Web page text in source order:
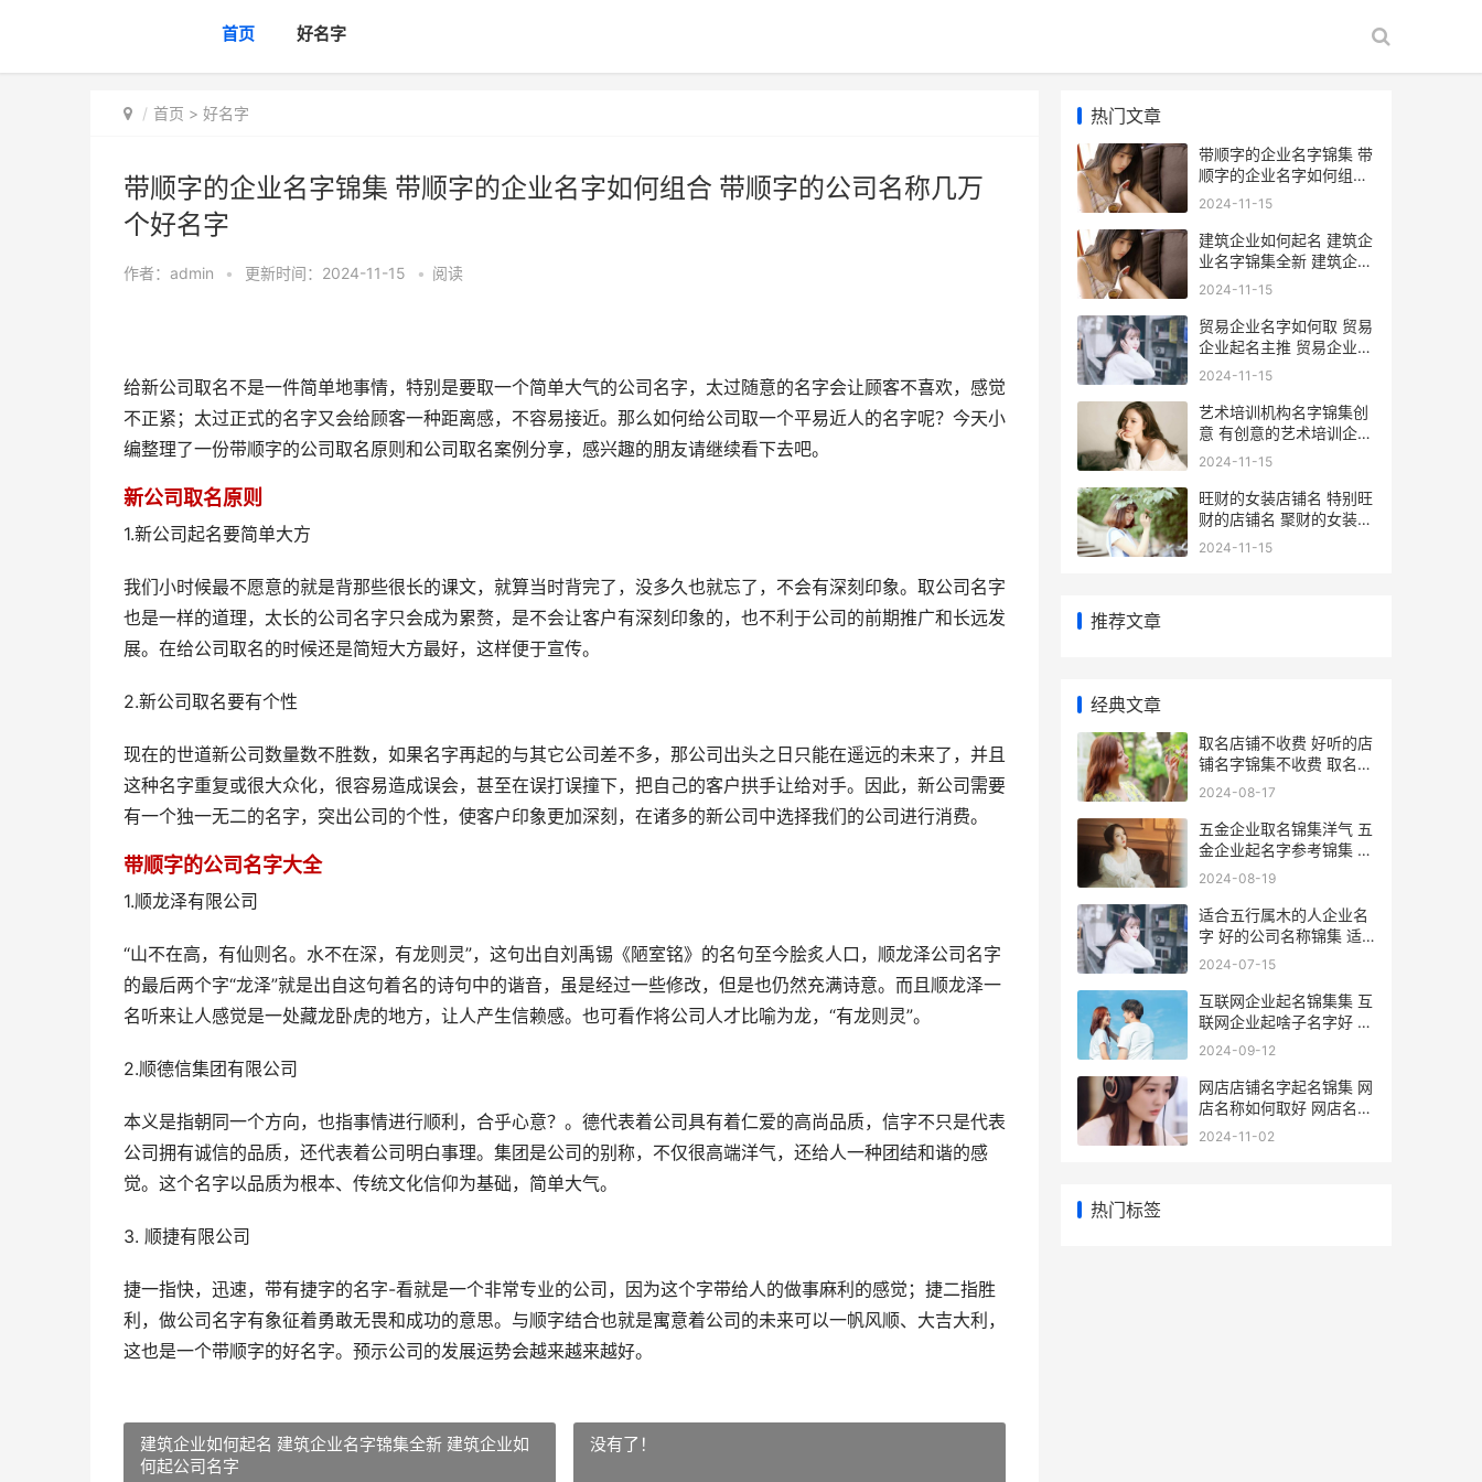
首页 好名字
首页 > 好名字
带顺字的企业名字锦集 带顺字的企业名字如何组合 带顺字的公司名称几万
个好名字
作者： admin • 更新时间：2024-11-15 • 阅读
给新公司取名不是一件简单地事情，特别是要取一个简单大气的公司名字，太过随意的名字会让顾客不喜欢，感觉
不正紧；太过正式的名字又会给顾客一种距离感，不容易接近。那么如何给公司取一个平易近人的名字呢？今天小
编整理了一份带顺字的公司取名原则和公司取名案例分享，感兴趣的朋友请继续看下去吧。
新公司取名原则
1.新公司起名要简单大方
我们小时候最不愿意的就是背那些很长的课文，就算当时背完了，没多久也就忘了，不会有深刻印象。取公司名字
也是一样的道理，太长的公司名字只会成为累赘，是不会让客户有深刻印象的，也不利于公司的前期推广和长远发
展。在给公司取名的时候还是简短大方最好，这样便于宣传。
2.新公司取名要有个性
现在的世道新公司数量数不胜数，如果名字再起的与其它公司差不多，那公司出头之日只能在遥远的未来了，并且
这种名字重复或很大众化，很容易造成误会，甚至在误打误撞下，把自己的客户拱手让给对手。因此，新公司需要
有一个独一无二的名字，突出公司的个性，使客户印象更加深刻，在诸多的新公司中选择我们的公司进行消费。
带顺字的公司名字大全
1.顺龙泽有限公司
“山不在高，有仙则名。水不在深，有龙则灵”，这句出自刘禹锡《陋室铭》的名句至今脍炙人口，顺龙泽公司名字
的最后两个字“龙泽”就是出自这句着名的诗句中的谐音，虽是经过一些修改，但是也仍然充满诗意。而且顺龙泽一
名听来让人感觉是一处藏龙卧虎的地方，让人产生信赖感。也可看作将公司人才比喻为龙，“有龙则灵”。
2.顺德信集团有限公司
本义是指朝同一个方向，也指事情进行顺利，合乎心意？。德代表着公司具有着仁爱的高尚品质，信字不只是代表
公司拥有诚信的品质，还代表着公司明白事理。集团是公司的别称，不仅很高端洋气，还给人一种团结和谐的感
觉。这个名字以品质为根本、传统文化信仰为基础，简单大气。
3. 顺捷有限公司
捷一指快，迅速，带有捷字的名字-看就是一个非常专业的公司，因为这个字带给人的做事麻利的感觉；捷二指胜
利，做公司名字有象征着勇敢无畏和成功的意思。与顺字结合也就是寓意着公司的未来可以一帆风顺、大吉大利，
这也是一个带顺字的好名字。预示公司的发展运势会越来越来越好。
建筑企业如何起名 建筑企业名字锦集全新 建筑企业如
何起公司名字
没有了！
热门文章
带顺字的企业名字锦集 带
顺字的企业名字如何组合
带顺字的公司名称几万个
2024-11-15
建筑企业如何起名 建筑企
业名字锦集全新 建筑企业
如何起公司名字
2024-11-15
贸易企业名字如何取 贸易
企业起名主推 贸易企业名
字如何起名
2024-11-15
艺术培训机构名字锦集创
意 有创意的艺术培训企业
名 艺术培训机构名字大全
2024-11-15
旺财的女装店铺名 特别旺
财的店铺名 聚财的女装店
名
2024-11-15
推荐文章
经典文章
取名店铺不收费 好听的店
铺名字锦集不收费 取名店
铺不收费的名字
2024-08-17
五金企业取名锦集洋气 五
金企业起名字参考锦集 好
听的五金公司名字
2024-08-19
适合五行属木的人企业名
字 好的公司名称锦集 适
合五行属木的行业
2024-07-15
互联网企业起名锦集集 互
联网企业起啥子名字好 互
联网企业起名规则
2024-09-12
网店店铺名字起名锦集 网
店名称如何取好 网店名子
怎么起
2024-11-02
热门标签